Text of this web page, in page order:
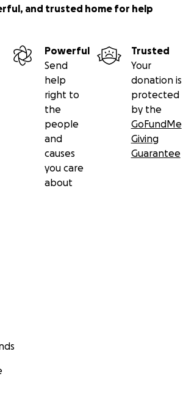
and trusted home for help
Powerful
Send
help
right to
the
people
and
causes
you care
about
Trusted
Your
donation is
protected
by the
GoFundMe
Giving
Guarantee